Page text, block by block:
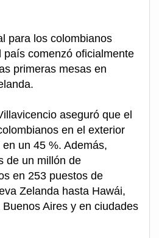
para los colombianos
país comenzó oficialmente
primeras mesas en
aseguró que el
en el exterior
un 45 %. Además,
de un millón de
en 253 puestos de
Zelanda hasta Hawái,
Aires y en ciudades